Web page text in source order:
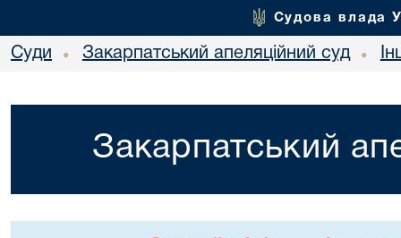
Судова влада
Суди • Закарпатський апеляційний суд •
Закарпатський